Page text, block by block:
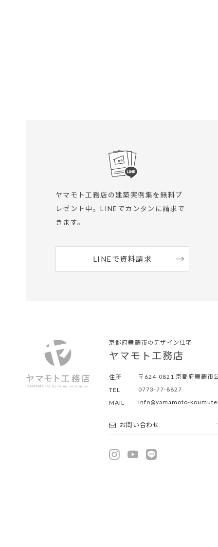
ヤマモト工務店の建築実例集を無料プ
レゼント中。LINEでカンタンに請求で
きます。
LINEで資料請求
京都府舞鶴市のデザイン住宅
ヤマモト工務店
住所 〒624-0821 京都府舞鶴市
TEL
0773-77-8827
MAIL
info@yamamoto-
お問い合わせ